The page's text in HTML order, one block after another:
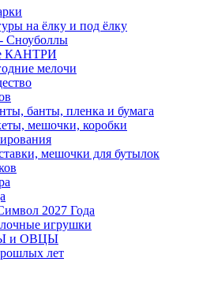
на ёлку и под ёлку
Сноуболлы
КАНТРИ
мелочи
банты, пленка и бумага
мешочки, коробки
мешочки для бутылок
2027 Года
игрушки
и ОВЦЫ
лет